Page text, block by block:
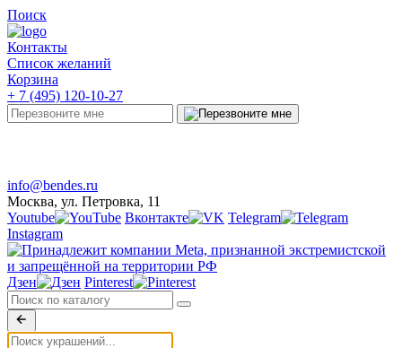
Поиск
Контакты
Список желаний
Корзина
+ 7 (495) 120-10-27
info@bendes.ru
Москва, ул. Петровка, 11
Youtube
Вконтакте
Telegram
Instagram
Дзен Pinterest